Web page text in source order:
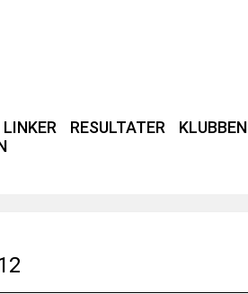
LINKER RESULTATER KLUBBEN